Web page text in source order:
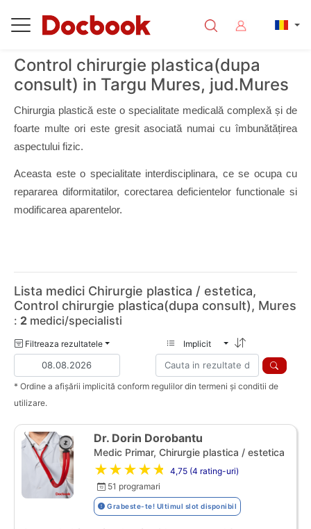
Control chirurgie plastica(dupa
consult) in Targu Mures, jud.Mures
Chirurgia plastică este o specialitate medicală complexă și de
foarte multe ori este gresit asociată numai cu îmbunătățirea
aspectului fizic.
Aceasta este o specialitate interdisciplinara, ce se ocupa cu
repararea diformitatilor, corectarea deficientelor functionale si
modificarea aparentelor.
Lista medici Chirurgie plastica / estetica,
Control chirurgie plastica(dupa consult), Mures
: 2 medici/specialisti
Filtreaza rezultatele Implicit
* Ordine a afișării implicită conform regulilor din termeni și conditii de
utilizare.
Dr. Dorin Dorobantu
Medic Primar, Chirurgie plastica / estetica
★★★★★
4,75 (4 rating-uri)
51 programari
Grabeste-te! Ultimul slot disponibil